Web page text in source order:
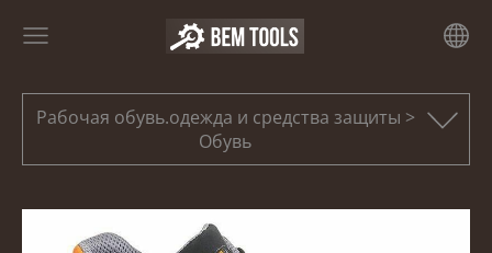
Рабочая обувь.одежда и средства защиты >
Обувь